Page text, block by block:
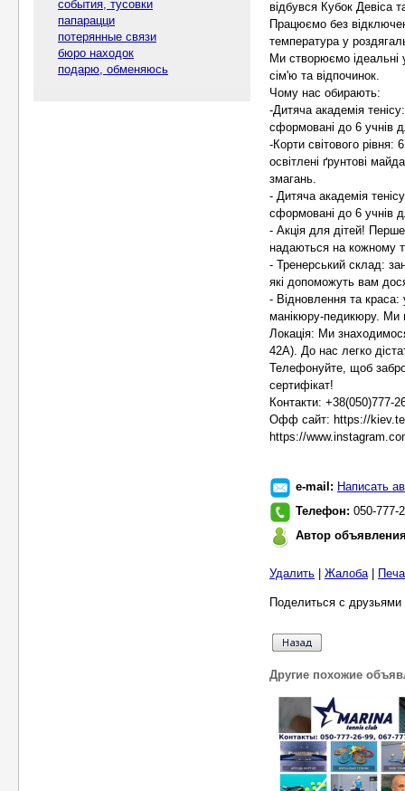
события, тусовки
папарацци
потерянные связи
бюро находок
подарю, обменяюсь
відбувся Кубок Девіса
Працюємо без
температура у
Ми створюємо ідеальні
сім'ю та відпочинок.
Чому нас обирають:
-Дитяча академія
сформовані до 6 учнів
-Корти світового
освітлені ґрунтові
змагань.
- Дитяча академія
сформовані до 6 учнів
- Акція для дітей!
надаються на кожному
- Тренерський склад:
які допоможуть вам
- Відновлення та краса:
манікюру-педикюру. Ми
Локація: Ми
42А). До нас легко
Телефонуйте, щоб
сертифікат!
Контакти: +38(050)777-
Офф сайт: https://
https://
e-mail: Написать
Телефон: 050-777-
Автор
Удалить Жалоба|
Поделиться с
Другие похожие